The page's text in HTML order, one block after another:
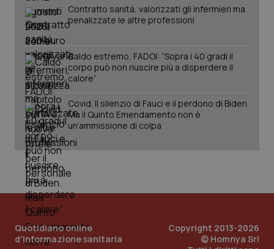
Contratto sanità, valorizzati gli infermieri ma
penalizzate le altre professioni
Caldo estremo, FADOI: “Sopra i 40 gradi il
corpo può non riuscire più a disperdere il
calore”
Covid. Il silenzio di Fauci e il perdono di Biden.
Ma il Quinto Emendamento non è
un’ammissione di colpa
Quotidiano online
d'informazione sanitaria
Copyright 2013-2026
© Homnya Srl